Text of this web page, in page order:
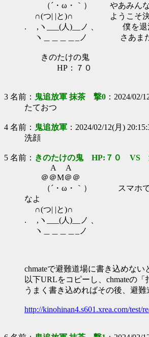
（´・ω・｀） やあみんな久
∩(つ| |と)∩ ようこそ決戦の
. ,ヽ___(人)__ノ 、 僕を退治し
ヽ＿＿＿＿_ノ さあまたか
きのたけの鬼
HP：７０
3 名前： 鬼追放軍 抹茶 撃0 ：2024/02/
たておつ
4 名前： 鬼追放軍 ：2024/02/12(月)
洗顔
5 名前： きのたけの鬼 HP:７０ VS
A A
＠＠M＠＠
（´・ω・｀） スマホでここの
なよ
∩(つ| |と)∩
. ,ヽ___(人)__ノ 、
ヽ＿＿＿＿_ノ
chmateで避難道場に書き込めない
以下URLをコピーし、chmateの
うまく書き込めればその後、避難
http://kinohinan4.s601.xrea.com/test/